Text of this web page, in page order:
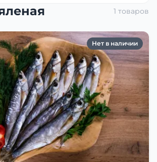
1 товаров
Нет в наличии